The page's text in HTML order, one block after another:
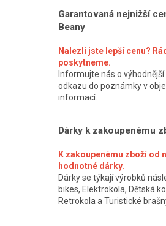
Garantovaná nejnižší
Beany
Nalezli jste lepší cenu?
poskytneme.
Informujte nás o
odkazu do poznámky v
informací.
Dárky k zakoupenému
K zakoupenému zboží od
hodnotné dárky.
Dárky se týkají výrobků
bikes, Elektrokola, Dětská
Retrokola a Turistické